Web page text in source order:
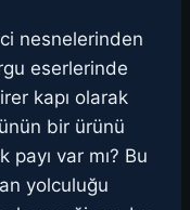
nesnelerinden
eserlerinde
kapı olarak
bir ürünü
var mı? Bu
yolculuğu